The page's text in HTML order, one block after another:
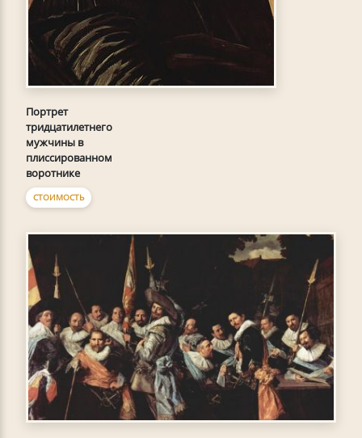
Портрет
тридцатилетнего
мужчины в
плиссированном
воротнике
СТОИМОСТЬ